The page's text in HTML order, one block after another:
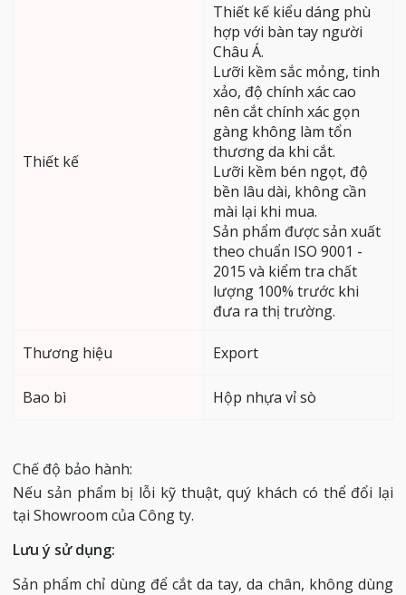
Thiết kế
Thiết kế kiểu dáng phù
hợp với bàn tay người
Châu Á.
Lưỡi kềm sắc mỏng, tinh
xảo, độ chính xác cao
nên cắt chính xác gọn
gàng không làm tổn
thương da khi cắt.
Lưỡi kềm bén ngọt, độ
bền lâu dài, không cần
mài lại khi mua.
Sản phẩm được sản xuất
theo chuẩn ISO 9001 -
2015 và kiểm tra chất
lượng 100% trước khi
đưa ra thị trường.
Thương hiệu Export
Bao bì Hộp nhựa vỉ sò
Chế độ bảo hành:
Nếu sản phẩm bị lỗi kỹ thuật, quý khách có thể đổi lại
tại Showroom của Công ty.
Lưu ý sử dụng:
Sản phẩm chỉ dùng để cắt da tay, da chân, không dùng